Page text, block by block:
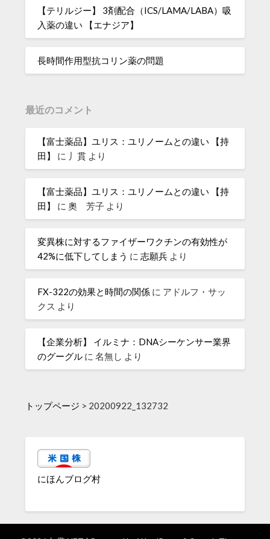
【テリルジー】 3剤配合（ICS/LAMA/LABA）吸
入薬の違い 【エナジア】
長時間作用型抗コリン薬の問題
最近のコメント
【富士薬品】ユリス：ユリノームとの違い 【持
田】
に 丿貫 より
【富士薬品】ユリス：ユリノームとの違い 【持
田】
に奧 芳子 より
変異株に対するファイザーワクチンの有効性が
42%に低下してしまう に志願兵 より
FX-322の効果と時間の関係 に アドルフ・サッ
クス より
【企業分析】 イルミナ：DNAシーケンサー業界
のグーグル に名無し より
トップページ > 20200922_132732
にほんブログ村